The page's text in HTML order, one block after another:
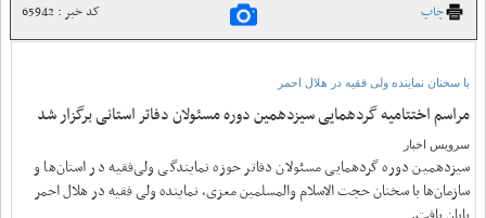
چاپ کد خبر : 65942
با سخنان نماینده ولی فقیه در هلال احمر
مراسم اختتامیه گردهمایی سیزدهمین دوره مسئولان دفاتر استانی برگزار شد
سرویس اخبار
سیزدهمین دوره گردهمایی مسئولان دفاتر حوزه نمایندگی ولی‌فقیه در استان‌ها و
سازمان‌ها با سخنان حجت الاسلام والمسلمین معزی، نماینده ولی فقیه در هلال احمر